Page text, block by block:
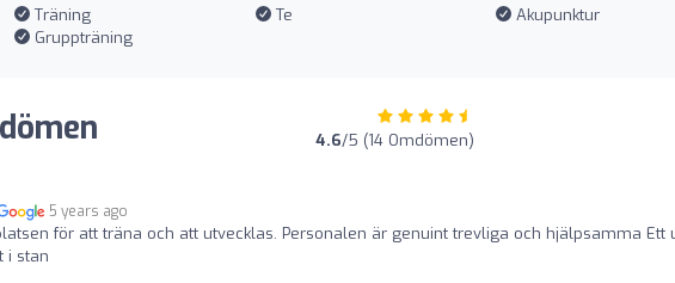
Träning Te
Akupunktur
Gruppträning
4.6/5 (14 Omdömen)
5 years ago
för att träna och att utvecklas. Personalen är genuint trevliga och hjälpsamma Ett
i stan